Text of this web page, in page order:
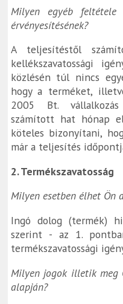
Milyen egyéb feltétele
érvényesítésének?
A teljesítéstől
kellékszavatossági
közlésén túl nincs
hogy a terméket,
2005 Bt.
számított hat hónap
köteles bizonyítani,
már a teljesítés
2. Termékszavatosság
Milyen esetben élhet Ön
Ingó dolog (termék)
szerint - az 1.
termékszavatossági
Milyen jogok illetik meg
alapján?